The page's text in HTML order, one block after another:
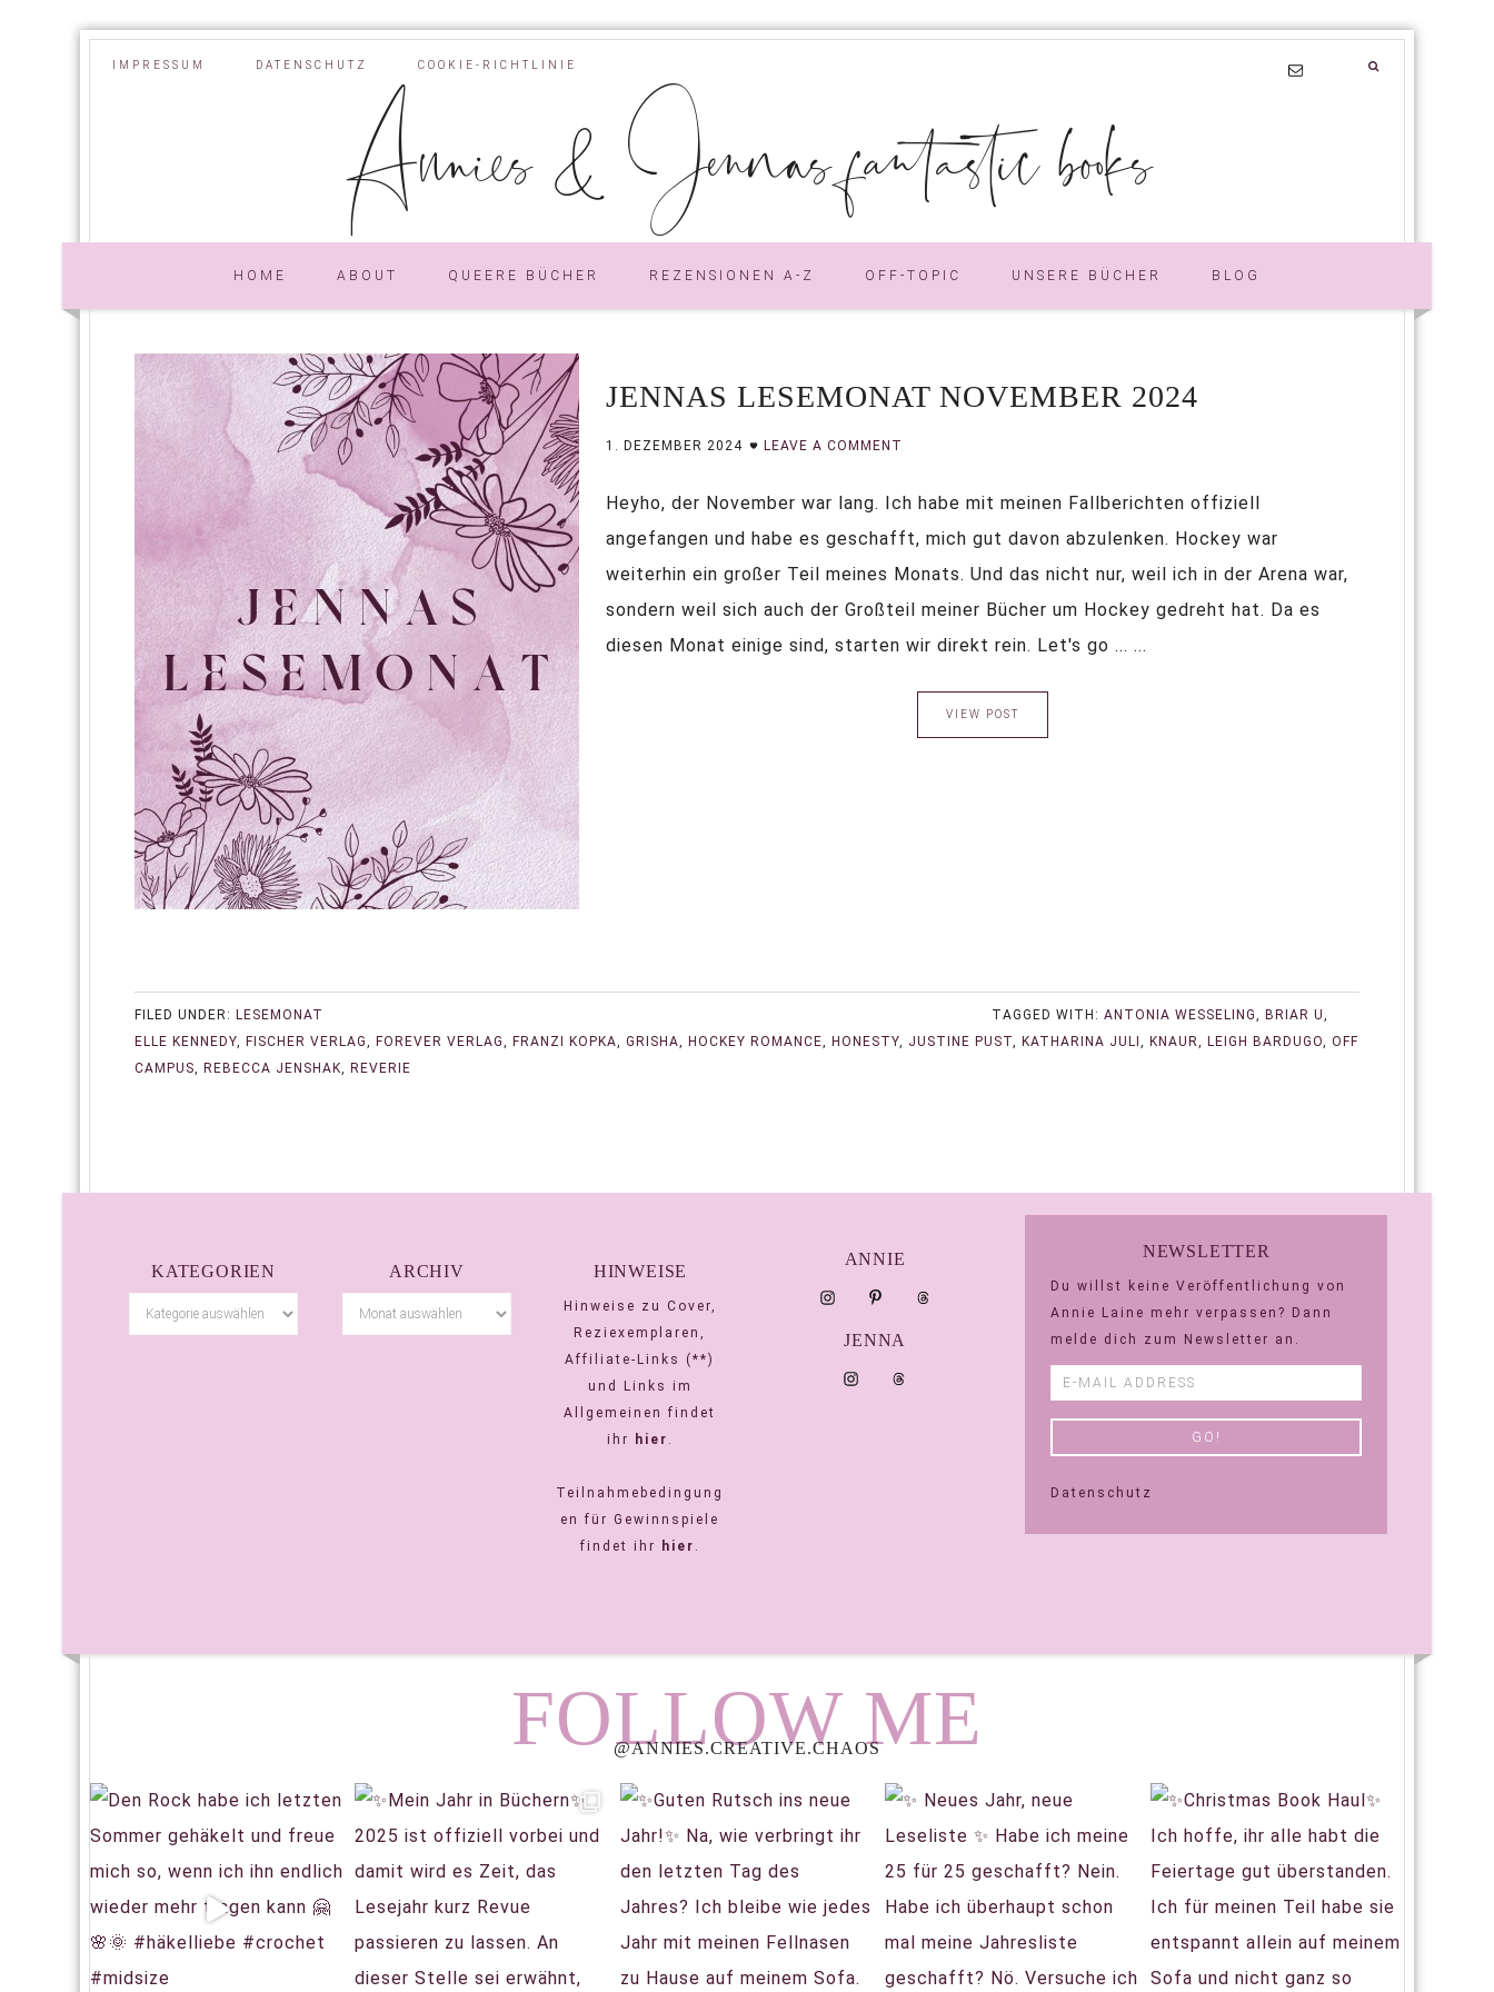
IMPRESSUM DATENSCHUTZ COOKIE-RICHTLINIE
Annies & Jennas fantastic books
HOME ABOUT QUEERE BÜCHER REZENSIONEN A-Z OFF-TOPIC UNSERE BÜCHER BLOG
JENNAS LESEMONAT NOVEMBER 2024
1. DEZEMBER 2024 LEAVE A COMMENT
Heyho, der November war lang. Ich habe mit meinen Fallberichten offiziell
angefangen und habe es geschafft, mich gut davon abzulenken. Hockey war
weiterhin ein großer Teil meines Monats. Und das nicht nur, weil ich in der Arena war,
sondern weil sich auch der Großteil meiner Bücher um Hockey gedreht hat. Da es
diesen Monat einige sind, starten wir direkt rein. Let's go ... ...
VIEW POST
FILED UNDER: LESEMONAT TAGGED WITH:ANTONIA WESSELING,BRIAR U,
ELLE KENNEDY, FISCHER VERLAG, FOREVER VERLAG, FRANZI KOPKA, GRISHA, HOCKEY ROMANCE, HONESTY, JUSTINE PUST, KATHARINA JULI, KNAUR, LEIGH BARDUGO, OFF
CAMPUS, REBECCA JENSHAK, REVERIE
KATEGORIEN ARCHIV HINWEISE
Hinweise zu Cover,
Reziexemplaren,
Affiliate-Links (**)
und Links im
Allgemeinen findet
ihr
hier .
Teilnahmebedingung
en für Gewinnspiele
findet ihr
hier .
ANNIE
JENNA
NEWSLETTER
Du willst keine Veröffentlichung von
Annie Laine mehr verpassen? Dann
melde dich zum Newsletter an.
Datenschutz
FOLLOW ME
@ANNIES.CREATIVE.CHAOS